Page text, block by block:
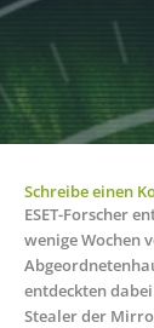
Schreibe einen
ESET-Forscher
wenige Wochen
entdeckten
Stealer der